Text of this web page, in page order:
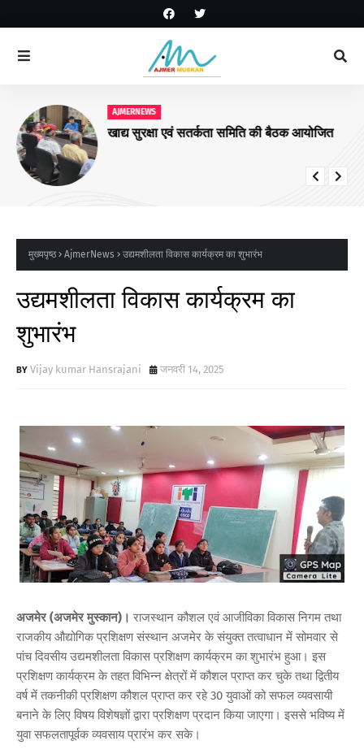
AJMERNEWS
खाद्य सुरक्षा एवं सतर्कता समिति की बैठक आयोजित
मुख्यपृष्ठ AjmerNews उद्यमशीलता विकास कार्यक्रम का शुभारंभ
उद्यमशीलता विकास कार्यक्रम का
शुभारंभ
Vijay kumar Hansrajani जनवरी 14, 2025
अजमेर (अजमेर मुस्कान)। राजस्थान कौशल एवं आजीविका विकास निगम तथा
राजकीय औद्योगिक प्रशिक्षण संस्थान अजमेर के संयुक्त तत्वाधान में सोमवार से
पांच दिवसीय उद्यमशीलता विकास प्रशिक्षण कार्यक्रम का शुभारंभ हुआ। इस
प्रशिक्षण कार्यक्रम के तहत विभिन्न क्षेत्रों में कौशल प्राप्त कर चुके तथा द्वितीय
वर्ष में तकनीकी प्रशिक्षण कौशल प्राप्त कर रहे 30 युवाओं को सफल व्यवसायी
बनाने के लिए विषय विशेषज्ञों द्वारा प्रशिक्षण प्रदान किया जाएगा। इससे भविष्य में
युवा सफलतापूर्वक व्यवसाय प्रारंभ कर सके।